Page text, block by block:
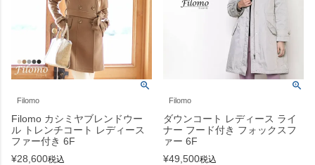
Filomo
Filomo カシミヤブレンドウー
ル トレンチコート レディース
ファー付き 6F
¥28,600税込
Filomo
ダウンコート レディース ライ
ナー フード付き フォックスフ
ァー 6F
¥49,500税込